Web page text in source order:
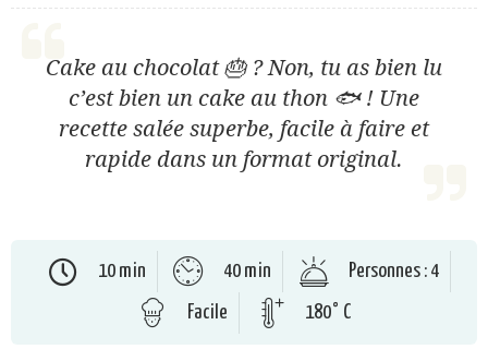
Cake au chocolat 🎂 ? Non, tu as bien lu
c’est bien un cake au thon 🐟 ! Une
recette salée superbe, facile à faire et
rapide dans un format original.
10 min 40 min
Personnes : 4
Facile
180° C